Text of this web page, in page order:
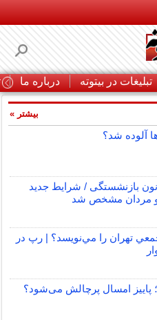
تبلیغات در بیتوته درباره ما
آلوده شد؟
بازنشستگی / شرایط جدید
و مردان مشخص شد
تهران را مي‌نويسد؟ | رپ در
پاییز امسال پرچالش می‌شود؟
بیشتر »